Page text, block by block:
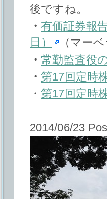
後ですね。
・ 有価証券報
日）
（マー
・ 常勤監査役
・ 第17回定時
・ 第17回定時
2014/06/23